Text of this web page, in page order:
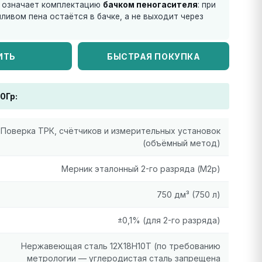
комплектацию бачком пеногасителя: при
пена остаётся в бачке, а не выходит через
БЫСТРАЯ ПОКУПКА
Поверка ТРК, счётчиков и измерительных установок
(объёмный метод)
Мерник эталонный 2-го разряда (М2р)
750 дм³ (750 л)
±0,1% (для 2-го разряда)
Нержавеющая сталь 12Х18Н10Т (по требованию
метрологии — углеродистая сталь запрещена